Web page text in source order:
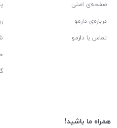
صفحه‌ی اصلی
درباره‌ی دارمو
تماس با دارمو
همراه ما باشید!